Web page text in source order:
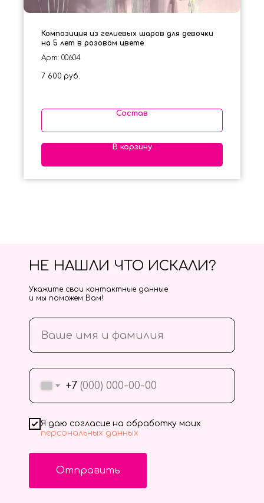
Композиция из гелиевых шаров для девочки
на 5 лет в розовом цвете
Арт: 00604
7 600 руб.
Состав
В корзину
+7
Я даю согласие на обработку моих
персональных данных
Отправить
НЕ НАШЛИ ЧТО ИСКАЛИ?
Укажите свои контактные данные
и мы поможем Вам!